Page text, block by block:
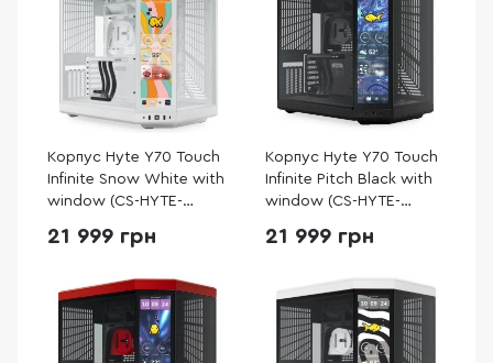
Корпус Hyte Y70 Touch
Infinite Snow White with
window (CS-HYTE-
21 999 грн
Корпус Hyte Y70 Touch
Infinite Pitch Black with
window (CS-HYTE-
21 999 грн